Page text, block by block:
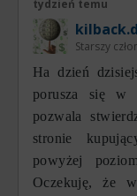
tydzień temu
Starszy
На dzień
porusza się w
pozwala
stronie
powyżej
Oczekuję, że